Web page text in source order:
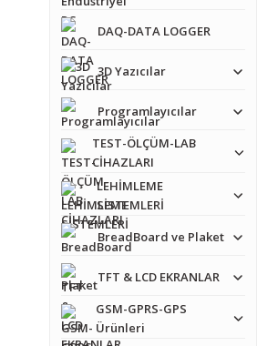
DAQ-DATA LOGGER
3D Yazıcılar
Programlayıcılar
TEST-ÖLÇÜM-LAB
CİHAZLARI
LEHİMLEME
SİSTEMLERİ
BreadBoard ve Plaket
TFT & LCD EKRANLAR
GSM-GPRS-GPS
Ürünleri